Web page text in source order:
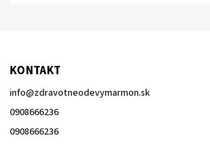
KONTAKT
info@zdravotneodevymarmon.sk
0908666236
0908666236